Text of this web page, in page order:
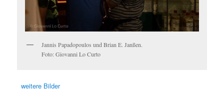
Jannis Papadopoulos und Brian E. Janßen.
Foto: Giovanni Lo Curto
weitere Bilder